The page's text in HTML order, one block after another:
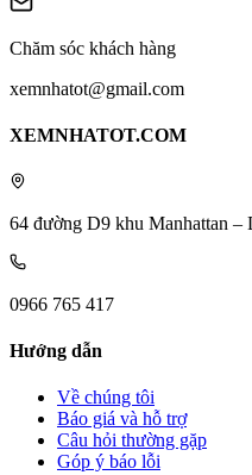
Chăm sóc khách hàng
xemnhatot@gmail.com
XEMNHATOT.COM
64 đường D9 khu Manhattan
0966 765 417
Hướng dẫn
Về chúng tôi
Báo giá và hỗ trợ
Câu hỏi thường gặp
Góp ý báo lỗi